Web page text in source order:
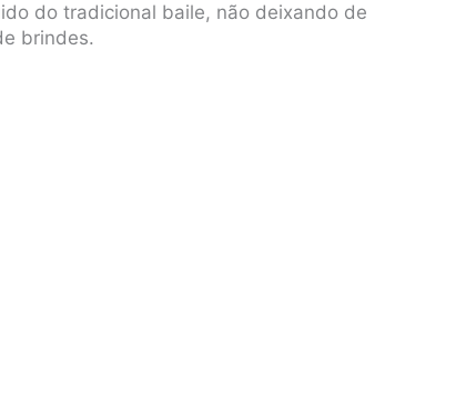
do tradicional baile, não deixando de
brindes.